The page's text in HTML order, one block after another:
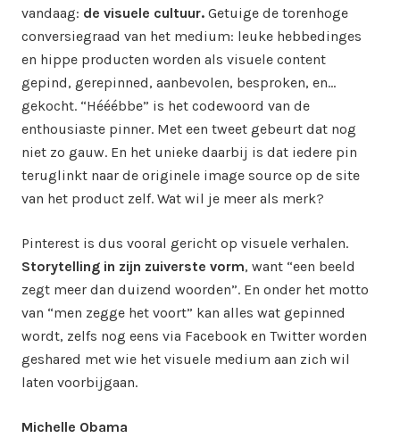
vandaag: de visuele cultuur. Getuige de torenhoge
conversiegraad van het medium: leuke hebbedinges
en hippe producten worden als visuele content
gepind, gerepinned, aanbevolen, besproken, en…
gekocht. “Hééébbe” is het codewoord van de
enthousiaste pinner. Met een tweet gebeurt dat nog
niet zo gauw. En het unieke daarbij is dat iedere pin
teruglinkt naar de originele image source op de site
van het product zelf. Wat wil je meer als merk?
Pinterest is dus vooral gericht op visuele verhalen.
Storytelling in zijn zuiverste vorm, want “een beeld
zegt meer dan duizend woorden”. En onder het motto
van “men zegge het voort” kan alles wat gepinned
wordt, zelfs nog eens via Facebook en Twitter worden
geshared met wie het visuele medium aan zich wil
laten voorbijgaan.
Michelle Obama